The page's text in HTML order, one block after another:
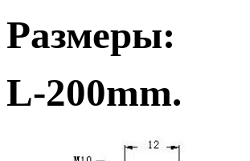
Размеры:
L-200mm.